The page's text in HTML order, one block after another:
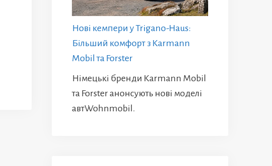
Нові кемпери у Trigano-Haus:
Більший комфорт з Karmann
Mobil та Forster
Німецькі бренди Karmann Mobil
та Forster анонсують нові моделі
автWohnmobil.